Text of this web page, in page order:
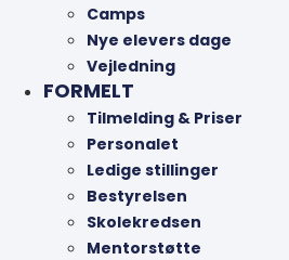
Camps
Nye elevers dage
Vejledning
FORMELT
Tilmelding & Priser
Personalet
Ledige stillinger
Bestyrelsen
Skolekredsen
Mentorstøtte